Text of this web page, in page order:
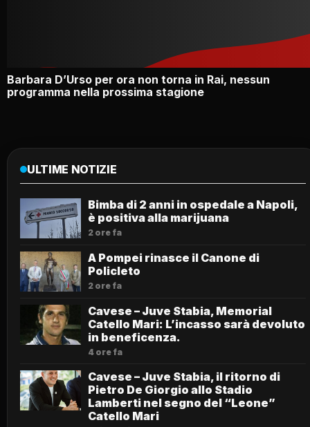
Barbara D’Urso per ora non torna in Rai, nessun
programma nella prossima stagione
ULTIME NOTIZIE
Bimba di 2 anni in ospedale a Napoli,
è positiva alla marijuana
2 ore fa
A Pompei rinasce il Canone di
Policleto
2 ore fa
Cavese – Juve Stabia, Memorial
Catello Mari: L’incasso sarà devoluto
in beneficenza.
4 ore fa
Cavese – Juve Stabia, il ritorno di
Pietro De Giorgio allo Stadio
Lamberti nel segno del “Leone”
Catello Mari